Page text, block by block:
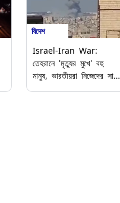
বিদেশ
Israel-Iran War:
তেহরানে 'মৃত্যুর মুখে' বহু
মানুষ, ভারতীয়রা নিজেদের সাধ্য